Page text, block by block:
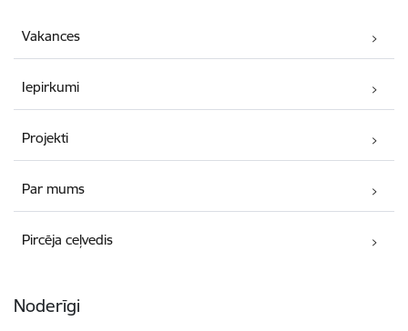
Vakances
Iepirkumi
Projekti
Par mums
Pircēja ceļvedis
Noderīgi